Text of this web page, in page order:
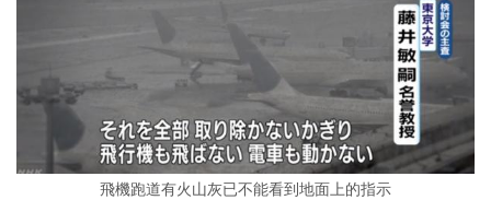
飛機跑道有火山灰已不能看到地面上的指示